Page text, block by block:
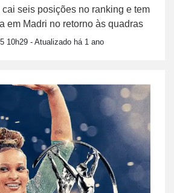
seis posições no ranking e tem
em Madri no retorno às quadras
10h29 - Atualizado há 1 ano